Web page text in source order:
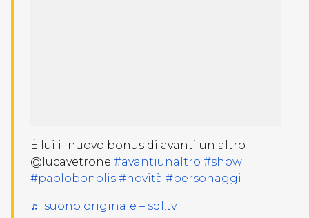
È lui il nuovo bonus di avanti un altro
@lucavetrone #avantiunaltro #show
#paolobonolis #novità #personaggi
♬ suono originale – sdl.tv_